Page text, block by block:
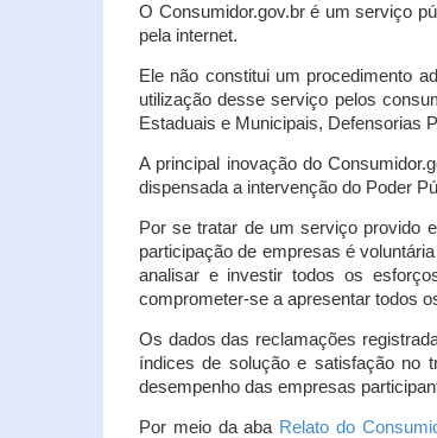
O Consumidor.gov.br é um serviço
pela internet.
Ele não constitui um procedimento
utilização desse serviço pelos
Estaduais e Municipais, Defensorias
A principal inovação do
dispensada a intervenção do Poder
Por se tratar de um serviço provido
participação de empresas é
analisar e investir todos os
comprometer-se a apresentar todos
Os dados das reclamações
índices de solução e satisfação no
desempenho das empresas
Por meio da aba Relato do